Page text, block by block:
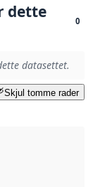
dette
0
datasettet.
Skjul tomme rader